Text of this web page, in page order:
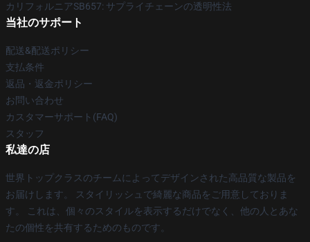
カリフォルニアSB657: サプライチェーンの透明性法
当社のサポート
配送&配送ポリシー
支払条件
返品・返金ポリシー
お問い合わせ
カスタマーサポート(FAQ)
スタッフ
私達の店
世界トップクラスのチームによってデザインされた高品質な製品を
お届けします。 スタイリッシュで綺麗な商品をご用意しておりま
す。 これは、個々のスタイルを表示するだけでなく、他の人とあな
たの個性を共有するためのものです。